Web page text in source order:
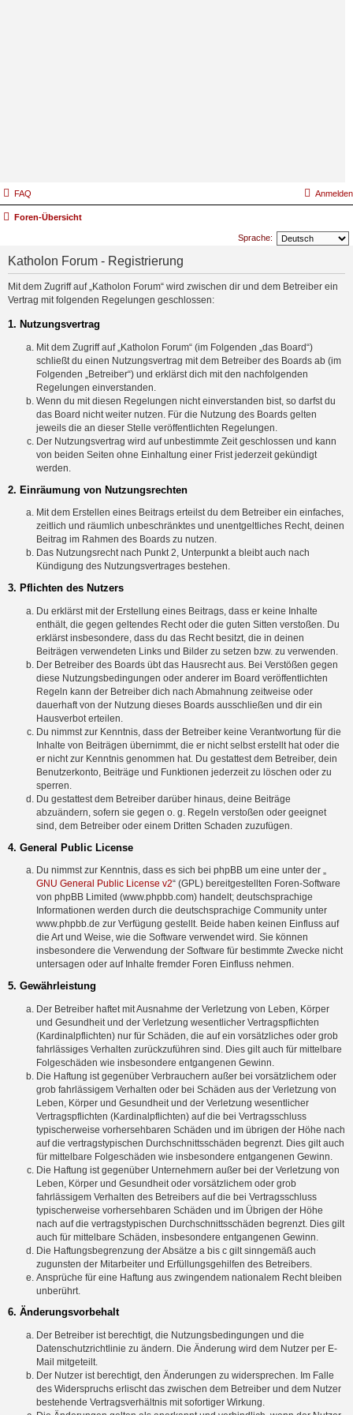
FAQ Anmelden
Foren-Übersicht
Sprache:
Katholon Forum - Registrierung
Mit dem Zugriff auf „Katholon Forum“ wird zwischen dir und dem Betreiber ein
Vertrag mit folgenden Regelungen geschlossen:
1. Nutzungsvertrag
Mit dem Zugriff auf „Katholon Forum“ (im Folgenden „das Board“)
schließt du einen Nutzungsvertrag mit dem Betreiber des Boards ab (im
Folgenden „Betreiber“) und erklärst dich mit den nachfolgenden
Regelungen einverstanden.
Wenn du mit diesen Regelungen nicht einverstanden bist, so darfst du
das Board nicht weiter nutzen. Für die Nutzung des Boards gelten
jeweils die an dieser Stelle veröffentlichten Regelungen.
Der Nutzungsvertrag wird auf unbestimmte Zeit geschlossen und kann
von beiden Seiten ohne Einhaltung einer Frist jederzeit gekündigt
werden.
2. Einräumung von Nutzungsrechten
Mit dem Erstellen eines Beitrags erteilst du dem Betreiber ein einfaches,
zeitlich und räumlich unbeschränktes und unentgeltliches Recht, deinen
Beitrag im Rahmen des Boards zu nutzen.
Das Nutzungsrecht nach Punkt 2, Unterpunkt a bleibt auch nach
Kündigung des Nutzungsvertrages bestehen.
3. Pflichten des Nutzers
Du erklärst mit der Erstellung eines Beitrags, dass er keine Inhalte
enthält, die gegen geltendes Recht oder die guten Sitten verstoßen. Du
erklärst insbesondere, dass du das Recht besitzt, die in deinen
Beiträgen verwendeten Links und Bilder zu setzen bzw. zu verwenden.
Der Betreiber des Boards übt das Hausrecht aus. Bei Verstößen gegen
diese Nutzungsbedingungen oder anderer im Board veröffentlichten
Regeln kann der Betreiber dich nach Abmahnung zeitweise oder
dauerhaft von der Nutzung dieses Boards ausschließen und dir ein
Hausverbot erteilen.
Du nimmst zur Kenntnis, dass der Betreiber keine Verantwortung für die
Inhalte von Beiträgen übernimmt, die er nicht selbst erstellt hat oder die
er nicht zur Kenntnis genommen hat. Du gestattest dem Betreiber, dein
Benutzerkonto, Beiträge und Funktionen jederzeit zu löschen oder zu
sperren.
Du gestattest dem Betreiber darüber hinaus, deine Beiträge
abzuändern, sofern sie gegen o. g. Regeln verstoßen oder geeignet
sind, dem Betreiber oder einem Dritten Schaden zuzufügen.
4. General Public License
Du nimmst zur Kenntnis, dass es sich bei phpBB um eine unter der „
GNU General Public License v2“ (GPL) bereitgestellten Foren-Software
von phpBB Limited (www.phpbb.com) handelt; deutschsprachige
Informationen werden durch die deutschsprachige Community unter
www.phpbb.de zur Verfügung gestellt. Beide haben keinen Einfluss auf
die Art und Weise, wie die Software verwendet wird. Sie können
insbesondere die Verwendung der Software für bestimmte Zwecke nicht
untersagen oder auf Inhalte fremder Foren Einfluss nehmen.
5. Gewährleistung
Der Betreiber haftet mit Ausnahme der Verletzung von Leben, Körper
und Gesundheit und der Verletzung wesentlicher Vertragspflichten
(Kardinalpflichten) nur für Schäden, die auf ein vorsätzliches oder grob
fahrlässiges Verhalten zurückzuführen sind. Dies gilt auch für mittelbare
Folgeschäden wie insbesondere entgangenen Gewinn.
Die Haftung ist gegenüber Verbrauchern außer bei vorsätzlichem oder
grob fahrlässigem Verhalten oder bei Schäden aus der Verletzung von
Leben, Körper und Gesundheit und der Verletzung wesentlicher
Vertragspflichten (Kardinalpflichten) auf die bei Vertragsschluss
typischerweise vorhersehbaren Schäden und im übrigen der Höhe nach
auf die vertragstypischen Durchschnittsschäden begrenzt. Dies gilt auch
für mittelbare Folgeschäden wie insbesondere entgangenen Gewinn.
Die Haftung ist gegenüber Unternehmern außer bei der Verletzung von
Leben, Körper und Gesundheit oder vorsätzlichem oder grob
fahrlässigem Verhalten des Betreibers auf die bei Vertragsschluss
typischerweise vorhersehbaren Schäden und im Übrigen der Höhe
nach auf die vertragstypischen Durchschnittsschäden begrenzt. Dies gilt
auch für mittelbare Schäden, insbesondere entgangenen Gewinn.
Die Haftungsbegrenzung der Absätze a bis c gilt sinngemäß auch
zugunsten der Mitarbeiter und Erfüllungsgehilfen des Betreibers.
Ansprüche für eine Haftung aus zwingendem nationalem Recht bleiben
unberührt.
6. Änderungsvorbehalt
Der Betreiber ist berechtigt, die Nutzungsbedingungen und die
Datenschutzrichtlinie zu ändern. Die Änderung wird dem Nutzer per E-
Mail mitgeteilt.
Der Nutzer ist berechtigt, den Änderungen zu widersprechen. Im Falle
des Widerspruchs erlischt das zwischen dem Betreiber und dem Nutzer
bestehende Vertragsverhältnis mit sofortiger Wirkung.